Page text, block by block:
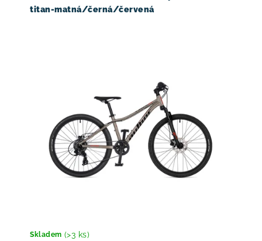
titan-matná/černá/červená
Skladem (>3 ks)